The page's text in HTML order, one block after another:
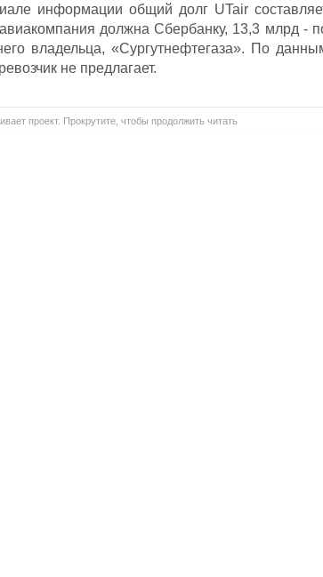
информации общий долг UTair
должна Сбербанку, 13,3 млрд -
владельца, «Сургутнефтегаза». По
не предлагает.
проект. Прокрутите, чтобы продолжить читать